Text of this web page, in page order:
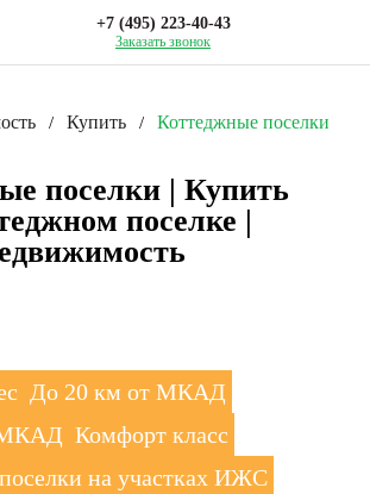
+7 (495) 223-40-43
Заказать звонок
/ Купить / Коттеджные поселки
поселки | Купить
поселке |
До 20 км от МКАД
МКАД Комфорт класс
на участках ИЖС